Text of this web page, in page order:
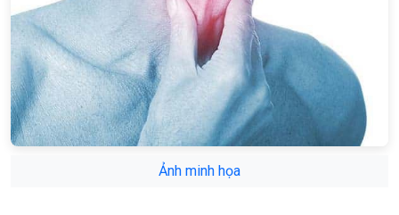
Ảnh minh họa